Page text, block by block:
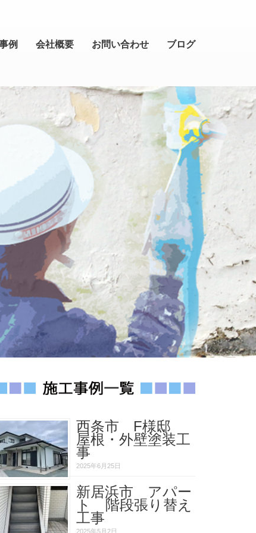
例 会社概要 お問い合わせ ブログ
西条市 F様邸
屋根・外壁塗装工
事
2025年6月25日
新居浜市 アパー
ト 階段張り替え
工事
2025年5月2日